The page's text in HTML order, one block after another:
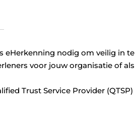
eHerkenning nodig om veilig in
voor jouw organisatie of als
Trust Service Provider